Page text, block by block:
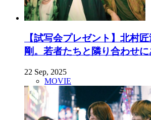
【試写会プレゼント】北村
剛。若者たちと隣り合わせ
22 Sep, 2025
MOVIE